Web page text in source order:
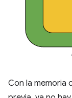
Con la memoria